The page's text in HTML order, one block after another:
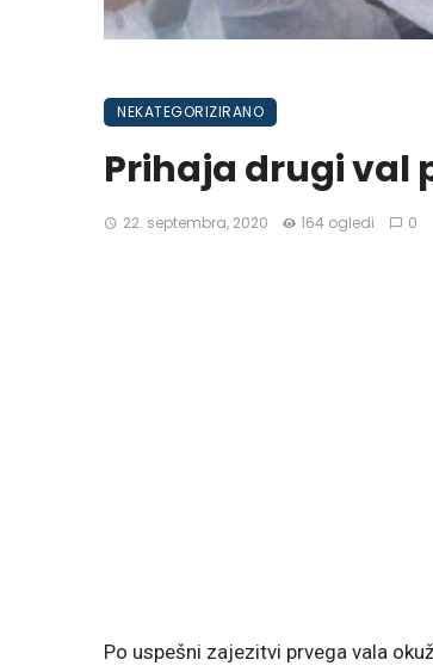
NEKATEGORIZIRANO
Prihaja drugi val
22. septembra, 2020 164 ogledi 0
Po uspešni zajezitvi prvega vala